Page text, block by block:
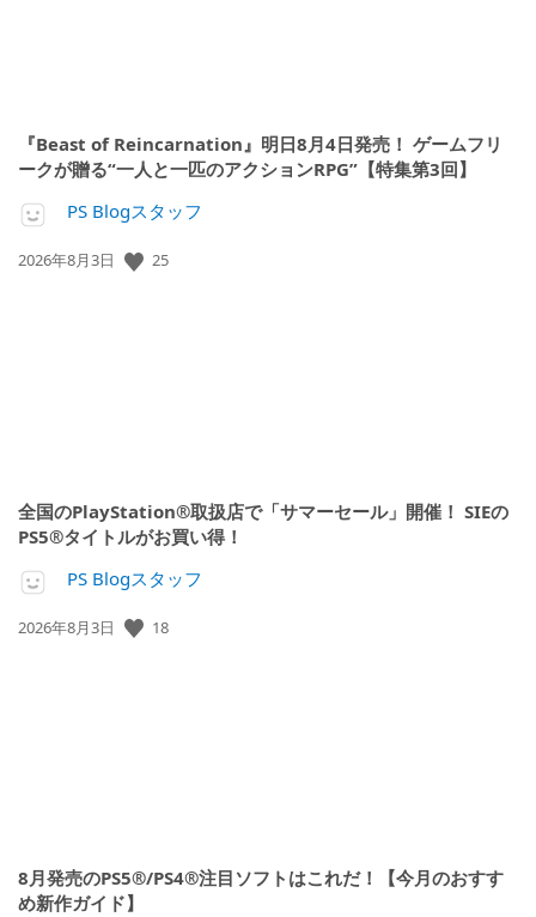
『Beast of Reincarnation』明日8月4日発売！ ゲームフリ
ークが贈る“一人と一匹のアクションRPG”【特集第3回】
PS Blogスタッフ
公
2026年8月3日 25
全国のPlayStation®取扱店で「サマーセール」開催！ SIEの
PS5®タイトルがお買い得！
PS Blogスタッフ
公
2026年8月3日 18
8月発売のPS5®/PS4®注目ソフトはこれだ！【今月のおすす
め新作ガイド】